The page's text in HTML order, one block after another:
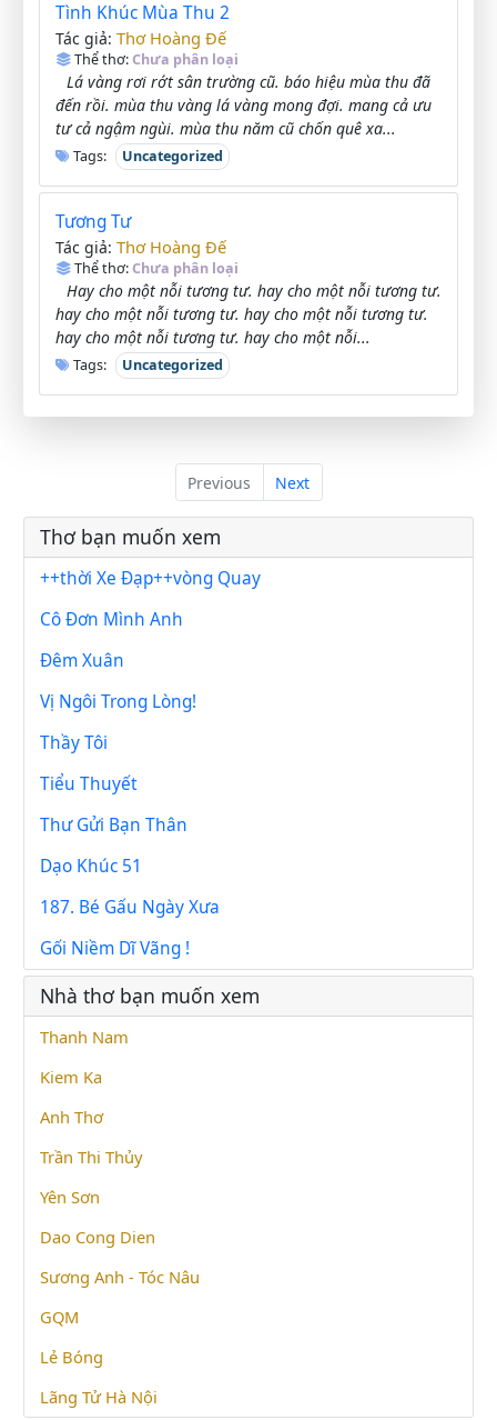
Tình Khúc Mùa Thu 2
Tác giả: Thơ Hoàng Đế
Thể thơ:Chưa phân loại
Lá vàng rơi rớt sân trường cũ. báo hiệu mùa thu đã
đến rồi. mùa thu vàng lá vàng mong đợi. mang cả ưu
tư cả ngậm ngùi. mùa thu năm cũ chốn quê xa...
Tags: Uncategorized
Tương Tư
Tác giả: Thơ Hoàng Đế
Thể thơ:Chưa phân loại
Hay cho một nỗi tương tư. hay cho một nỗi tương tư.
hay cho một nỗi tương tư. hay cho một nỗi tương tư.
hay cho một nỗi tương tư. hay cho một nỗi...
Tags: Uncategorized
Previous Next
Thơ bạn muốn xem
++thời Xe Đạp++vòng Quay
Cô Đơn Mình Anh
Đêm Xuân
Vị Ngôi Trong Lòng!
Thầy Tôi
Tiểu Thuyết
Thư Gửi Bạn Thân
Dạo Khúc 51
187. Bé Gấu Ngày Xưa
Gối Niềm Dĩ Vãng !
Nhà thơ bạn muốn xem
Thanh Nam
Kiem Ka
Anh Thơ
Trần Thi Thủy
Yên Sơn
Dao Cong Dien
Sương Anh - Tóc Nâu
GQM
Lẻ Bóng
Lãng Tử Hà Nội